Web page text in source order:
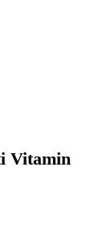
Vitamin